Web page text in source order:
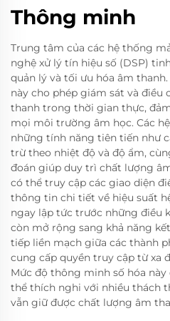
Thông minh
Trung tâm của các hệ thống
nghệ xử lý tín hiệu số (DSP)
quản lý và tối ưu hóa âm
này cho phép giám sát và điều
thanh trong thời gian thực,
mọi môi trường âm học. Các
những tính năng tiên tiến như
trừ theo nhiệt độ và độ ẩm,
đoán giúp duy trì chất lượng
có thể truy cập các giao diện
thông tin chi tiết về hiệu suất
ngay lập tức trước những điều
còn mở rộng sang khả năng
tiếp liền mạch giữa các thành
cung cấp quyền truy cập từ xa
Mức độ thông minh số hóa
thể thích nghi với nhiều thách
vẫn giữ được chất lượng âm